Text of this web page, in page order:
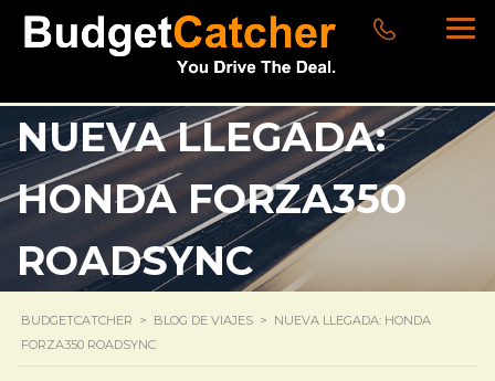
NUEVA LLEGADA:
HONDA FORZA350
ROADSYNC
BUDGETCATCHER > BLOG DE VIAJES > NUEVA LLEGADA: HONDA
FORZA350 ROADSYNC